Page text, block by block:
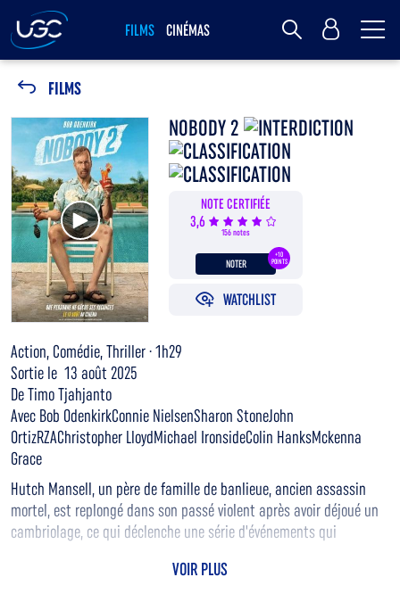
FILMS CINÉMAS MY UGC
FILMS
Voir la bande annonce
NOBODY 2
NOTE CERTIFIÉE
3,6
156 notes
+10
POINTS
NOTER
WATCHLIST
Action, Comédie, Thriller · 1h29
Sortie le 13 août 2025
De Timo Tjahjanto
Avec Bob OdenkirkConnie NielsenSharon StoneJohn
OrtizRZAChristopher LloydMichael IronsideColin HanksMckenna
Grace
Hutch Mansell, un père de famille de banlieue, ancien assassin
mortel, est replongé dans son passé violent après avoir déjoué un
cambriolage, ce qui déclenche une série d'événements qui
VOIR PLUS